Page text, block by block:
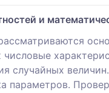
и
числовые
случайных
параметров.